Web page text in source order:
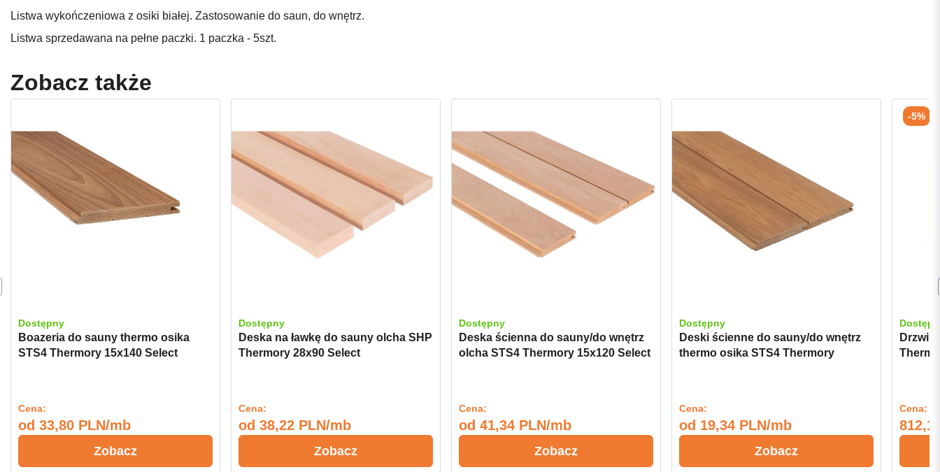
Listwa wykończeniowa z osiki białej. Zastosowanie do saun, do wnętrz.
Listwa sprzedawana na pełne paczki. 1 paczka - 5szt.
Zobacz także
Dostępny
Boazeria do sauny thermo osika
STS4 Thermory 15x140 Select
Cena:
od 33,80 PLN/mb
Zobacz
Dostępny
Deska na ławkę do sauny olcha SHP
Thermory 28x90 Select
Cena:
od 38,22 PLN/mb
Zobacz
Dostępny
Deska ścienna do sauny/do wnętrz
olcha STS4 Thermory 15x120 Select
Cena:
od 41,34 PLN/mb
Zobacz
Dostępny
Deski ścienne do sauny/do wnętrz
thermo osika STS4 Thermory
Cena:
od 19,34 PLN/mb
Zobacz
-5%
Drzwi
Cena: